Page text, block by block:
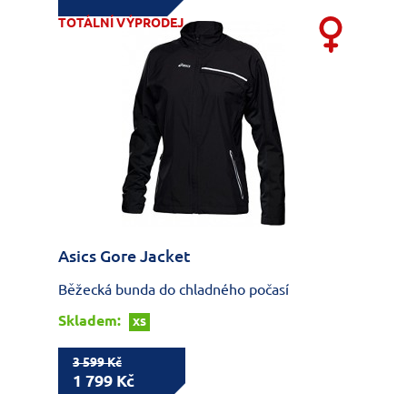
TOTÁLNÍ VÝPRODEJ
Asics Gore Jacket
Běžecká bunda do chladného počasí
Skladem:
XS
3 599 Kč
1 799 Kč